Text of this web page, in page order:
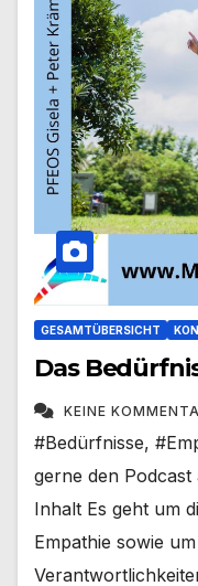
GESAMTÜBERSICHT
Das
KEINE
#Bedürfnisse,
gerne den
Inhalt Es geht um
Empathie sowie